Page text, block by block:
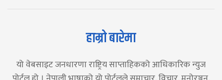
हाम्रो बारेमा
यो वेबसाइट जनधारणा राष्ट्रिय साप्ताहिकको आधिकारिक न्युज